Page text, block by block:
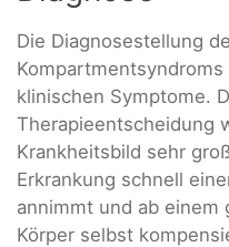
Die Diagnosestellung
klinischen Symptome.
Therapieentscheidung
Krankheitsbild sehr
Erkrankung schnell
annimmt und ab
Körper selbst